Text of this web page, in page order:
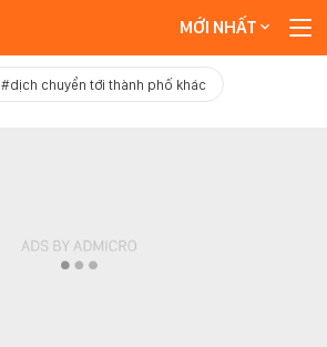
MỚI NHẤT
#dịch chuyển tới thành phố khác